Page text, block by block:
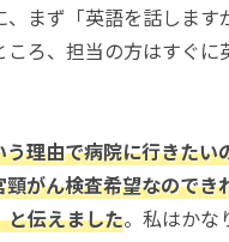
、まず「英語を話します
ろ、担当の方はすぐに
う理由で病院に行きたい
頸がん検査希望なのでき
と伝えました。私はかな